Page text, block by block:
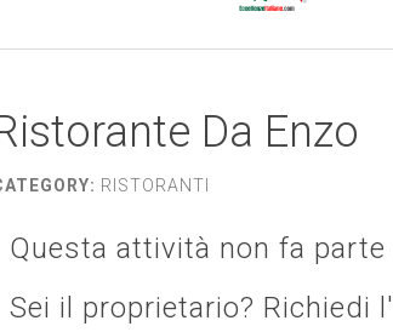
Da Enzo
RISTORANTI
Questa attività non fa
Sei il proprietario? Richiedi